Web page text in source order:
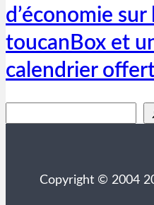
d’économie sur
toucanBox et
calendrier
Copyright © 2004